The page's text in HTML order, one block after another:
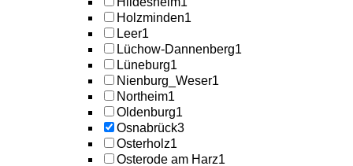
Holzminden1
Leer1
Lüchow-Dannenberg1
Lüneburg1
Nienburg_Weser1
Northeim1
Oldenburg1
Osnabrück3
Osterholz1
Osterode am Harz1